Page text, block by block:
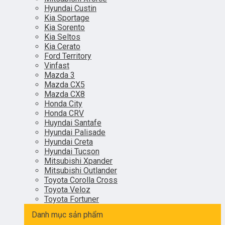
Hyundai Custin
Kia Sportage
Kia Sorento
Kia Seltos
Kia Cerato
Ford Territory
Vinfast
Mazda 3
Mazda CX5
Mazda CX8
Honda City
Honda CRV
Huyndai Santafe
Hyundai Palisade
Hyundai Creta
Hyundai Tucson
Mitsubishi Xpander
Mitsubishi Outlander
Toyota Corolla Cross
Toyota Veloz
Toyota Fortuner
Danh mục sản phẩm